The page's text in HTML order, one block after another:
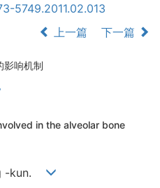
5749.2011.02.013
上一篇 下一篇
影响机制
in the alveolar bone
-kun.